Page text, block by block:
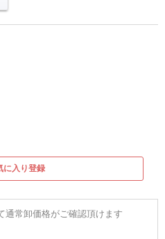
に入り登録
通常卸価格がご確認頂けます